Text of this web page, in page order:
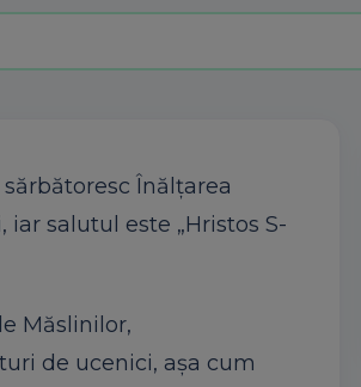
Înălțarea
salutul este „Hristos S-
Măslinilor,
de ucenici, așa cum